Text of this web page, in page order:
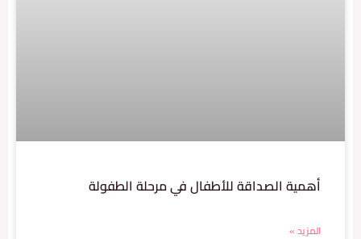
الصداقة للأطفال في مرحلة الطفولة